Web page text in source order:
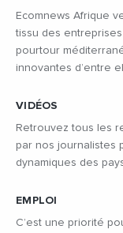
Ecomnews Afrique
tissu des
pourtour
innovantes d’entre
VIDÉOS
Retrouvez tous les
par nos journalistes
dynamiques des
EMPLOI
C’est une priorité